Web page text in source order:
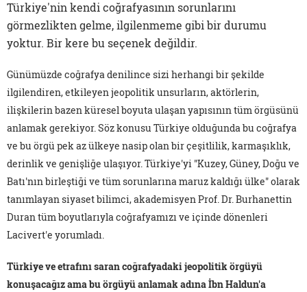
Türkiye'nin kendi coğrafyasının sorunlarını
görmezlikten gelme, ilgilenmeme gibi bir durumu
yoktur. Bir kere bu seçenek değildir.
Günümüzde coğrafya denilince sizi herhangi bir şekilde
ilgilendiren, etkileyen jeopolitik unsurların, aktörlerin,
ilişkilerin bazen küresel boyuta ulaşan yapısının tüm örgüsünü
anlamak gerekiyor. Söz konusu Türkiye olduğunda bu coğrafya
ve bu örgü pek az ülkeye nasip olan bir çeşitlilik, karmaşıklık,
derinlik ve genişliğe ulaşıyor. Türkiye'yi "Kuzey, Güney, Doğu ve
Batı'nın birleştiği ve tüm sorunlarına maruz kaldığı ülke" olarak
tanımlayan siyaset bilimci, akademisyen Prof. Dr. Burhanettin
Duran tüm boyutlarıyla coğrafyamızı ve içinde dönenleri
Lacivert'e yorumladı.
Türkiye ve etrafını saran coğrafyadaki jeopolitik örgüyü
konuşacağız ama bu örgüyü anlamak adına İbn Haldun'a